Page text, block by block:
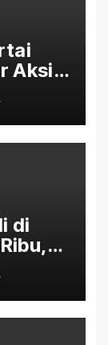
Aksi
di